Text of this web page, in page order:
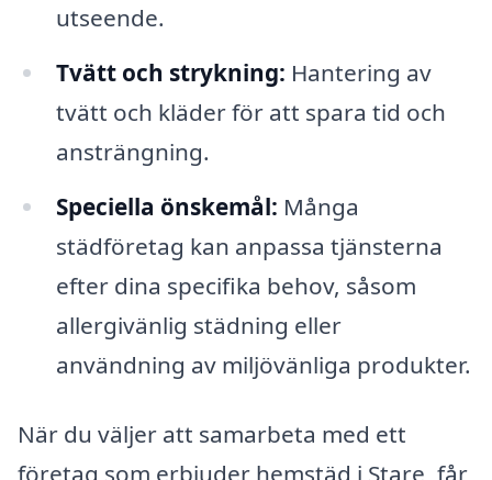
utseende.
Tvätt och strykning: Hantering av
tvätt och kläder för att spara tid och
ansträngning.
Speciella önskemål: Många
städföretag kan anpassa tjänsterna
efter dina specifika behov, såsom
allergivänlig städning eller
användning av miljövänliga produkter.
När du väljer att samarbeta med ett
företag som erbjuder hemstäd i Stare, får